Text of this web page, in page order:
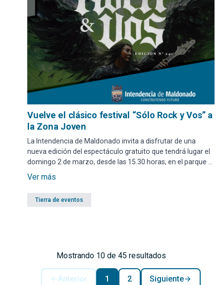
Vuelve el clásico festival “Sólo Rock y Vos” a
la Zona Joven
La Intendencia de Maldonado invita a disfrutar de una
nueva edición del espectáculo gratuito que tendrá lugar el
domingo 2 de marzo, desde las 15.30 horas, en el parque El
Placer.
Ver más
Tierra de eventos
Mostrando 10 de 45 resultados
Anterior 1 2 Siguiente